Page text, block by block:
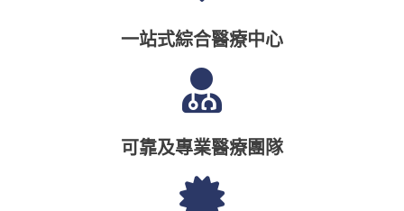
一站式綜合醫療中心
可靠及專業醫療團隊